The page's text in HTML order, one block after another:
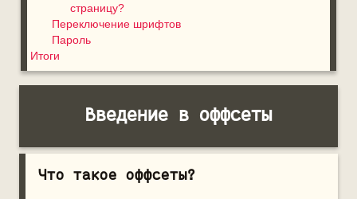
страницу?
Переключение шрифтов
Пароль
Итоги
Введение в оффсеты
Что такое оффсеты?